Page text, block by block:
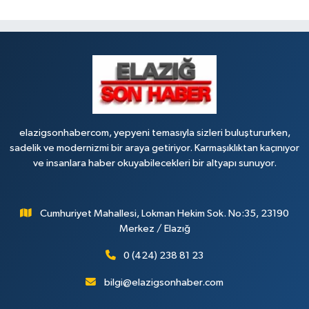
elazigsonhabercom, yepyeni temasıyla sizleri buluştururken,
sadelik ve modernizmi bir araya getiriyor. Karmaşıklıktan kaçınıyor
ve insanlara haber okuyabilecekleri bir altyapı sunuyor.
Cumhuriyet Mahallesi, Lokman Hekim Sok. No:35, 23190
Merkez / Elazığ
0 (424) 238 81 23
bilgi@elazigsonhaber.com